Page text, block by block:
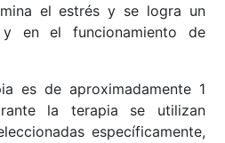
el estrés y se logra un
y en el funcionamiento de
es de aproximadamente 1
la terapia se utilizan
específicamente,